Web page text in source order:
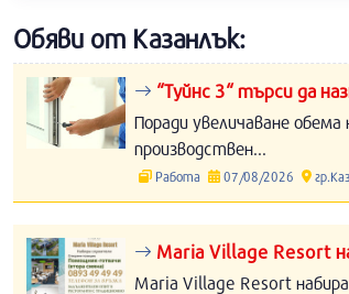
Обяви от Казанлък:
“Туйнс 3“ търси да
Поради увеличаване
производствен...
Работа 07/08/2026
Maria Village Resort
Maria Village Resort